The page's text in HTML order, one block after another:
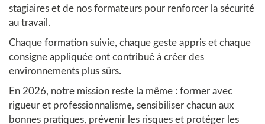
stagiaires et de nos formateurs pour renforcer la sécurité
au travail .
Chaque formation suivie, chaque geste appris et chaque
consigne appliquée ont contribué à créer des
environnements plus sûrs.
En 2026, notre mission reste la même : former avec
rigueur et professionnalisme, sensibiliser chacun aux
bonnes pratiques, prévenir les risques et protéger les